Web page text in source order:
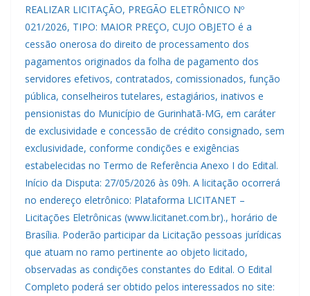
REALIZAR LICITAÇÃO, PREGÃO ELETRÔNICO Nº
021/2026, TIPO: MAIOR PREÇO, CUJO OBJETO é a
cessão onerosa do direito de processamento dos
pagamentos originados da folha de pagamento dos
servidores efetivos, contratados, comissionados, função
pública, conselheiros tutelares, estagiários, inativos e
pensionistas do Município de Gurinhatã-MG, em caráter
de exclusividade e concessão de crédito consignado, sem
exclusividade, conforme condições e exigências
estabelecidas no Termo de Referência Anexo I do Edital.
Início da Disputa: 27/05/2026 às 09h. A licitação ocorrerá
no endereço eletrônico: Plataforma LICITANET –
Licitações Eletrônicas (www.licitanet.com.br)., horário de
Brasília. Poderão participar da Licitação pessoas jurídicas
que atuam no ramo pertinente ao objeto licitado,
observadas as condições constantes do Edital. O Edital
Completo poderá ser obtido pelos interessados no site: